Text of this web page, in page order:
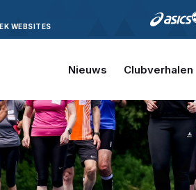
WEBSITES
Nieuws Clubverhalen